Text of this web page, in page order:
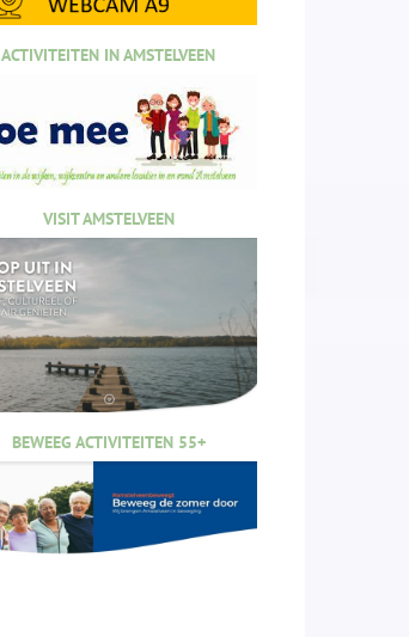
ACTIVITEITEN IN AMSTELVEEN
VISIT AMSTELVEEN
BEWEEG ACTIVITEITEN 55+